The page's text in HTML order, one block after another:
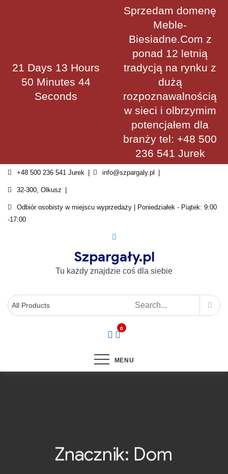
21 Days 13 Hours
50 Minutes 44
Seconds
Sprzedam domenę
Meble-
Biesiadne.Com z
ponad 12 letnią
tradycją na rynku z
dużą
rozpoznawalnością
w sieci i olbrzymim
potencjałem dla
branży tel: +48 500
236 541 Jurek
+48 500 236 541 Jurek info@szpargaly.pl
32-300, Olkusz
Odbiór osobisty w miejscu wyprzedaży | Poniedziałek - Piątek: 9:00
-17:00
Szpargały.pl
Tu każdy znajdzie coś dla siebie
0
MENU
Znacznik: Dom